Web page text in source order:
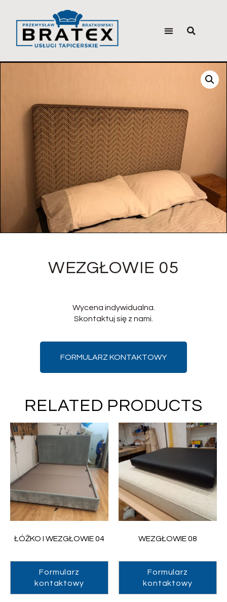
WEZGŁOWIE 05
Wycena indywidualna.
Skontaktuj się z nami.
FORMULARZ KONTAKTOWY
RELATED PRODUCTS
ŁÓŻKO I WEZGŁOWIE 04
Formularz
kontaktowy
WEZGŁOWIE 08
Formularz
kontaktowy